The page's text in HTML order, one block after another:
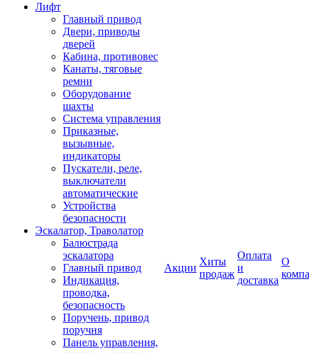
Лифт
Главный привод
Двери, приводы
дверей
Кабина, противовес
Канаты, тяговые
ремни
Оборудование
шахты
Система управления
Приказные,
вызывные,
индикаторы
Пускатели, реле,
выключатели
автоматические
Устройства
безопасности
Эскалатор, Траволатор
Балюстрада
эскалатора
Главный привод
Индикация,
проводка,
безопасность
Поручень, привод
поручня
Панель управления,
Акции
Хиты
продаж
Оплата
и
доставка
О